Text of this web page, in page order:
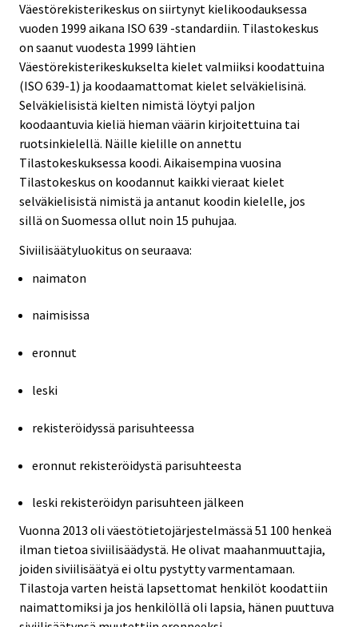
Väestörekisterikeskus on siirtynyt kielikoodauksessa
vuoden 1999 aikana ISO 639 -standardiin. Tilastokeskus
on saanut vuodesta 1999 lähtien
Väestörekisterikeskukselta kielet valmiiksi koodattuina
(ISO 639-1) ja koodaamattomat kielet selväkielisinä.
Selväkielisistä kielten nimistä löytyi paljon
koodaantuvia kieliä hieman väärin kirjoitettuina tai
ruotsinkielellä. Näille kielille on annettu
Tilastokeskuksessa koodi. Aikaisempina vuosina
Tilastokeskus on koodannut kaikki vieraat kielet
selväkielisistä nimistä ja antanut koodin kielelle, jos
sillä on Suomessa ollut noin 15 puhujaa.
Siviilisäätyluokitus on seuraava:
naimaton
naimisissa
eronnut
leski
rekisteröidyssä parisuhteessa
eronnut rekisteröidystä parisuhteesta
leski rekisteröidyn parisuhteen jälkeen
Vuonna 2013 oli väestötietojärjestelmässä 51 100 henkeä
ilman tietoa siviilisäädystä. He olivat maahanmuuttajia,
joiden siviilisäätyä ei oltu pystytty varmentamaan.
Tilastoja varten heistä lapsettomat henkilöt koodattiin
naimattomiksi ja jos henkilöllä oli lapsia, hänen puuttuva